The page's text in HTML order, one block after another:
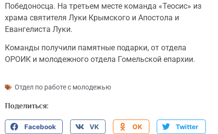
Победоносца. На третьем месте команда «Теосис» из
храма святителя Луки Крымского и Апостола и
Евангелиста Луки.
Команды получили памятные подарки, от отдела
ОРОИК и молодежного отдела Гомельской епархии.
Отдел по работе с молодежью
Поделиться:
Facebook VK OK Twitter